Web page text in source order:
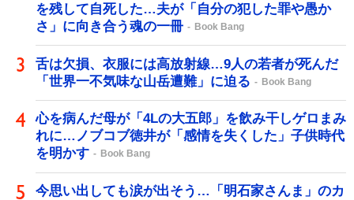
を残して自死した…夫が「自分の犯した罪や愚か
さ」に向き合う魂の一冊
Book Bang
舌は欠損、衣服には高放射線…9人の若者が死んだ
「世界一不気味な山岳遭難」に迫る
Book Bang
心を病んだ母が「4Lの大五郎」を飲み干しゲロまみ
れに…ノブコブ徳井が「感情を失くした」子供時代
を明かす
Book Bang
今思い出しても涙が出そう…「明石家さんま」のカ